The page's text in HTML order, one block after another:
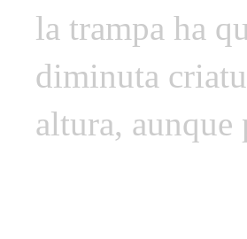
la trampa ha
diminuta
altura, aunque